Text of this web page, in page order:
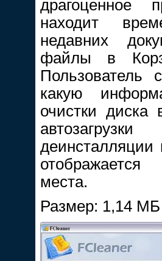
драгоценное
находит
недавних
файлы в
Пользователь
какую
очистки диска
деинсталляции
места.
Размер: 1,14 МБ